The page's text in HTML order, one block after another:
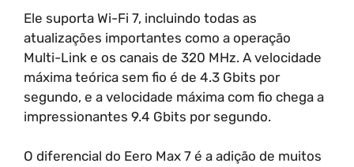
Ele suporta Wi-Fi 7, incluindo todas as
atualizações importantes como a operação
Multi-Link e os canais de 320 MHz. A velocidade
máxima teórica sem fio é de 4.3 Gbits por
segundo, e a velocidade máxima com fio chega a
impressionantes 9.4 Gbits por segundo.
O diferencial do Eero Max 7 é a adição de muitos